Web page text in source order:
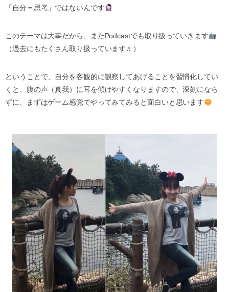
「自分＝思考」ではないんです
このテーマは大事だから、またPodcastでも取り扱っていきます
（過去にもたくさん取り扱っています♬）
ということで、自分を客観的に観察してあげることを習慣化してい
くと、腹の声（真我）に耳を傾けやすくなりますので、深刻になら
ずに、まずはゲーム感覚でやってみてみると面白いと思います